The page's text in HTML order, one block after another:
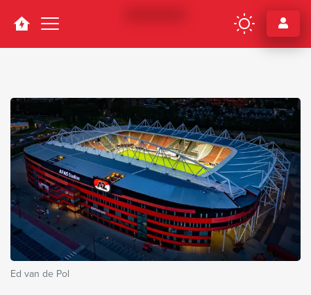
Navigation
Ed van de Pol